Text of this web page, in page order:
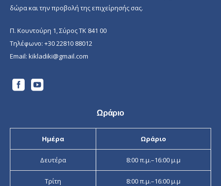
δώρα και την προβολή της επιχείρησής σας.
Π. Κουντούρη 1, Σύρος ΤΚ 841 00
Τηλέφωνο: +30 22810 88012
Email: kikladiki@gmail.com
Ωράριο
Ημέρα Ωράριο
Δευτέρα 8:00 π.μ.–16:00 μ.μ
Τρίτη 8:00 π.μ.–16:00 μ.μ